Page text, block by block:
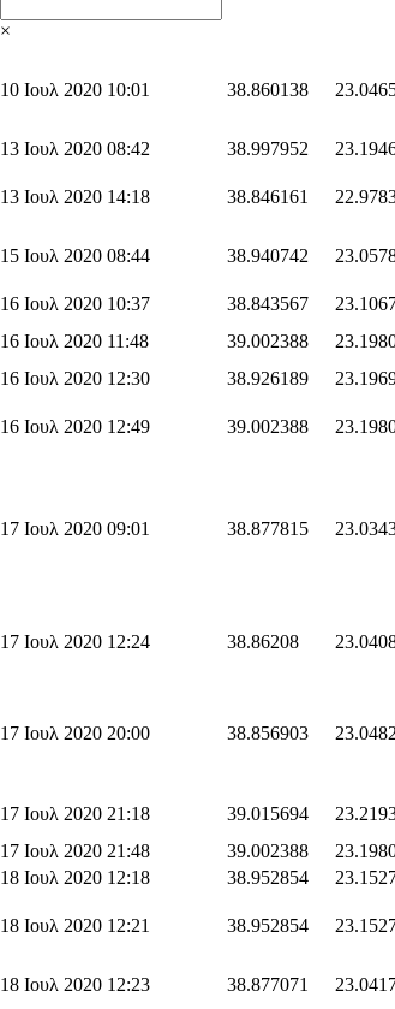
×
10 Ιουλ 2020 10:01 38.860138
13 Ιουλ 2020 08:42 38.997952
13 Ιουλ 2020 14:18 38.846161
15 Ιουλ 2020 08:44 38.940742
16 Ιουλ 2020 10:37 38.843567
16 Ιουλ 2020 11:48 39.002388
16 Ιουλ 2020 12:30 38.926189
16 Ιουλ 2020 12:49 39.002388
17 Ιουλ 2020 09:01 38.877815
17 Ιουλ 2020 12:24 38.86208
17 Ιουλ 2020 20:00 38.856903
17 Ιουλ 2020 21:18 39.015694
17 Ιουλ 2020 21:48 39.002388
18 Ιουλ 2020 12:18 38.952854
18 Ιουλ 2020 12:21 38.952854
18 Ιουλ 2020 12:23 38.877071